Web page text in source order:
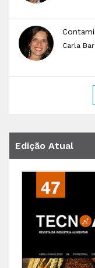
Carla
Edição Atual